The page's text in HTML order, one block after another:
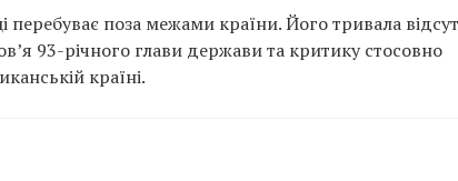
поза межами країни. Його тривала
93-річного глави держави та критику стосовно
країні.